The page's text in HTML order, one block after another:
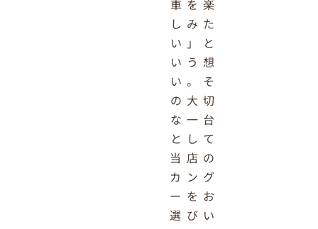
車を楽
しみた
い」と
いう想
い。そ
の大切
な一台
として
当店の
カング
ーをお
選びい